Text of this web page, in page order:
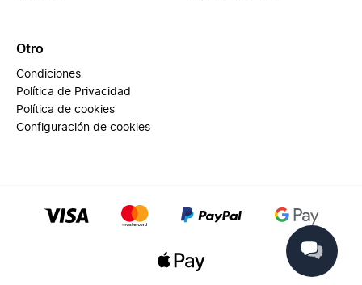
Otro
Condiciones
Política de Privacidad
Política de cookies
Configuración de cookies